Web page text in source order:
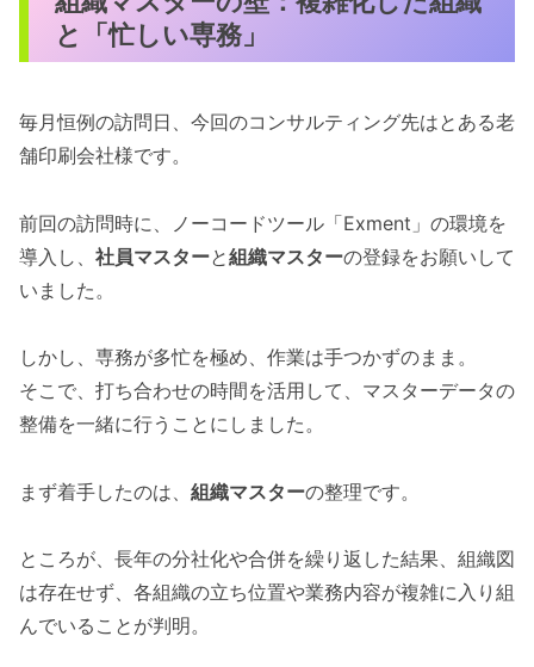
と「忙しい専務」
毎月恒例の訪問日、今回のコンサルティング先はとある老
舗印刷会社様です。
前回の訪問時に、ノーコードツール「Exment」の環境を
導入し、 社員マスターと組織マスターの登録をお願いして
いました。
しかし、専務が多忙を極め、作業は手つかずのまま。
そこで、打ち合わせの時間を活用して、マスターデータの
整備を一緒に行うことにしました。
まず着手したのは、 組織マスターの整理です。
ところが、長年の分社化や合併を繰り返した結果、組織図
は存在せず、各組織の立ち位置や業務内容が複雑に入り組
んでいることが判明。